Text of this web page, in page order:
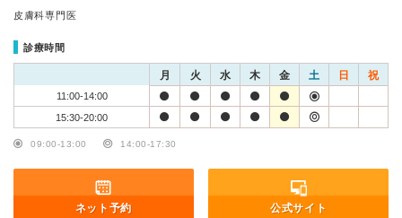
皮膚科専門医
診療時間
月 火 水 木 金 土 日 祝
11:00-14:00
15:30-20:00
09:00-13:00 14:00-17:30
ネット予約 公式サイト